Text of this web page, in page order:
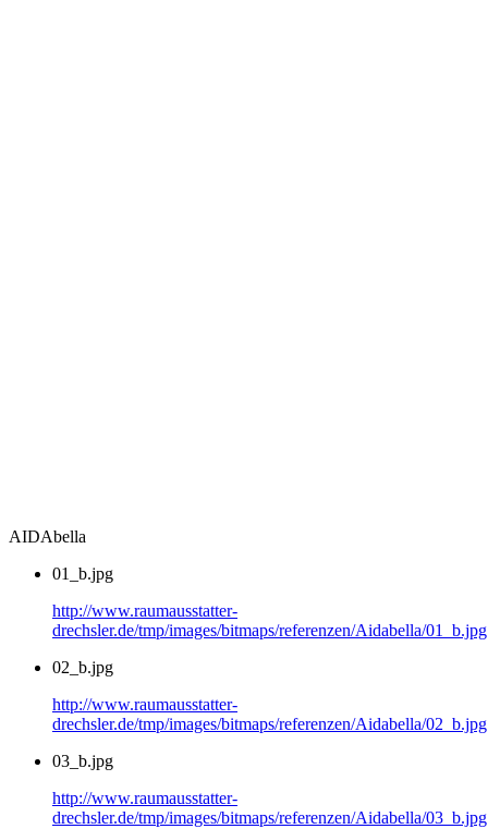
AIDAbella
01_b.jpg
http://www.raumausstatter-
drechsler.de/tmp/images/bitmaps/referenzen/Aidabella/01_b.jpg
02_b.jpg
http://www.raumausstatter-
drechsler.de/tmp/images/bitmaps/referenzen/Aidabella/02_b.jpg
03_b.jpg
http://www.raumausstatter-
drechsler.de/tmp/images/bitmaps/referenzen/Aidabella/03_b.jpg